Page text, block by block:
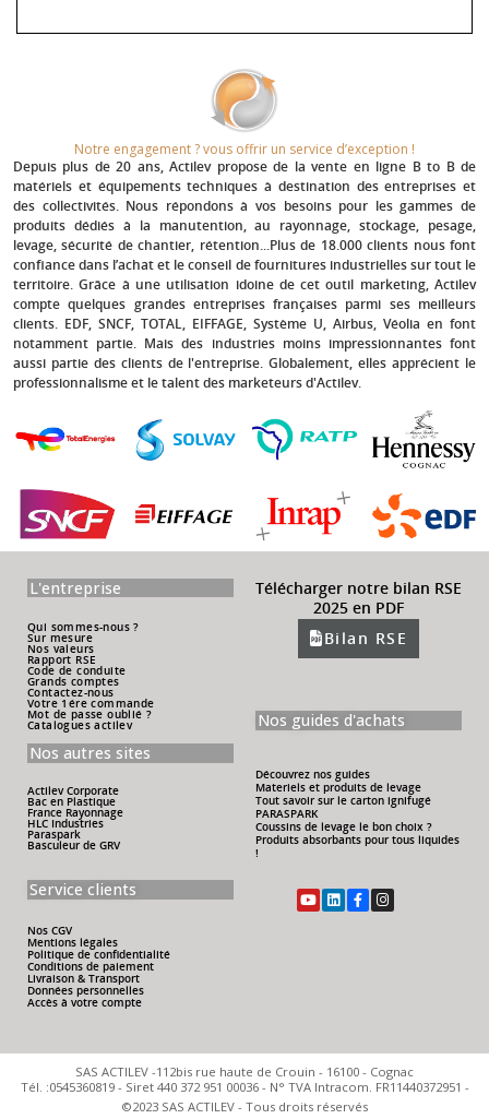
Notre engagement ? vous offrir un service d’exception !​
Depuis plus de 20 ans, Actilev propose de la vente en ligne B to B de
matériels et équipements techniques à destination des entreprises et
des collectivités. Nous répondons à vos besoins pour les gammes de
produits dédiés à la manutention, au rayonnage, stockage, pesage,
levage, sécurité de chantier, rétention...Plus de 18.000 clients nous font
confiance dans l’achat et le conseil de fournitures industrielles sur tout le
territoire. Grâce à une utilisation idoine de cet outil marketing, Actilev
compte quelques grandes entreprises françaises parmi ses meilleurs
clients. EDF, SNCF, TOTAL, EIFFAGE, Système U, Airbus, Véolia en font
notamment partie. Mais des industries moins impressionnantes font
aussi partie des clients de l'entreprise. Globalement, elles apprécient le
professionnalisme et le talent des marketeurs d'Actilev.
L'entreprise
Qui sommes-nous ?
Sur mesure
Nos valeurs
Rapport RSE
Code de conduite
Grands comptes
Contactez-nous
Votre 1ére commande
Mot de passe oublié ?
Catalogues actilev
Télécharger notre bilan RSE
2025 en PDF
Bilan RSE
Nos autres sites
Actilev Corporate
Bac en Plastique
France Rayonnage
HLC Industries
Paraspark
Basculeur de GRV
Nos guides d'achats
Découvrez nos guides
Materiels et produits de levage
Tout savoir sur le carton ignifugé
PARASPARK
Coussins de levage le bon choix ?
Produits absorbants pour tous liquides
!
Service clients
Nos CGV
Mentions légales
Politique de confidentialité
Conditions de paiement
Livraison & Transport
Données personnelles
Accès à votre compte
SAS ACTILEV -112bis rue haute de Crouin - 16100 - Cognac
Tél. :0545360819 - Siret 440 372 951 00036 - N° TVA Intracom. FR11440372951 -
©2023 SAS ACTILEV - Tous droits réservés​